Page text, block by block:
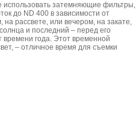
использовать затемняющие фильтры,
до ND 400 в зависимости от
рассвете, или вечером, на закате,
и последний – перед его
времени года. Этот временной
– отличное время для съемки